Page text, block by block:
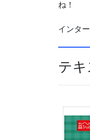
ね！
インタ
テ